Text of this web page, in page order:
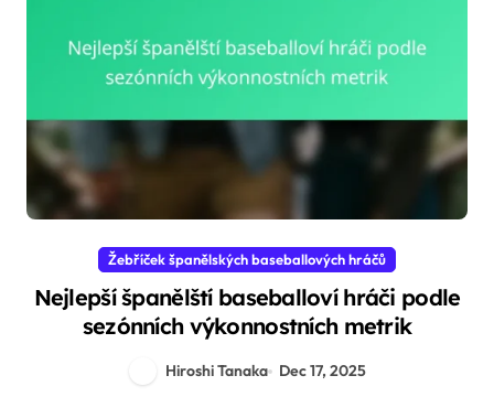
Žebříček španělských baseballových hráčů
Nejlepší španělští baseballoví hráči podle
sezónních výkonnostních metrik
Hiroshi Tanaka Dec 17, 2025